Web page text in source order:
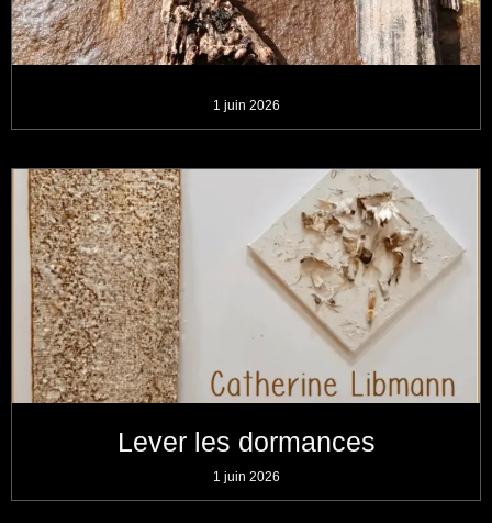
1 juin 2026
Lever les dormances
1 juin 2026